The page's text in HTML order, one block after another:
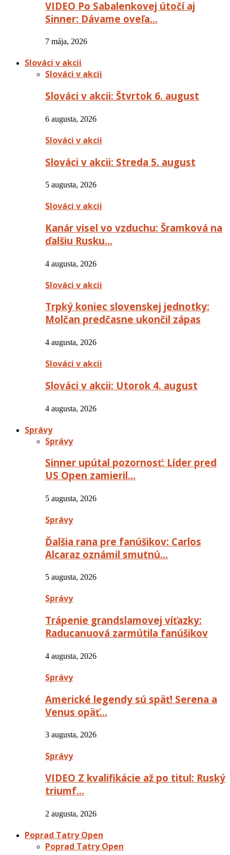
VIDEO Po Sabalenkovej útočí aj
Sinner: Dávame oveľa…
7 mája, 2026
Slováci v akcii
Slováci v akcii
Slováci v akcii: Štvrtok 6. august
6 augusta, 2026
Slováci v akcii
Slováci v akcii: Streda 5. august
5 augusta, 2026
Slováci v akcii
Kanár visel vo vzduchu: Šramková na
ďalšiu Rusku…
4 augusta, 2026
Slováci v akcii
Trpký koniec slovenskej jednotky:
Molčan predčasne ukončil zápas
4 augusta, 2026
Slováci v akcii
Slováci v akcii: Utorok 4. august
4 augusta, 2026
Správy
Správy
Sinner upútal pozornosť: Líder pred
US Open zamieril…
5 augusta, 2026
Správy
Ďalšia rana pre fanúšikov: Carlos
Alcaraz oznámil smutnú…
5 augusta, 2026
Správy
Trápenie grandslamovej víťazky:
Raducanuová zarmútila fanúšikov
4 augusta, 2026
Správy
Americké legendy sú späť! Serena a
Venus opäť…
3 augusta, 2026
Správy
VIDEO Z kvalifikácie až po titul: Ruský
triumf…
2 augusta, 2026
Poprad Tatry Open
Poprad Tatry Open